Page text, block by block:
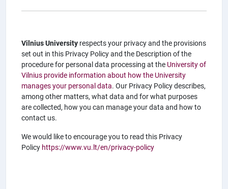
Vilnius University respects your privacy and the provisions
set out in this Privacy Policy and the Description of the
procedure for personal data processing at the University of
Vilnius provide information about how the University
manages your personal data. Our Privacy Policy describes,
among other matters, what data and for what purposes
are collected, how you can manage your data and how to
contact us.
We would like to encourage you to read this Privacy
Policy https://www.vu.lt/en/privacy-policy